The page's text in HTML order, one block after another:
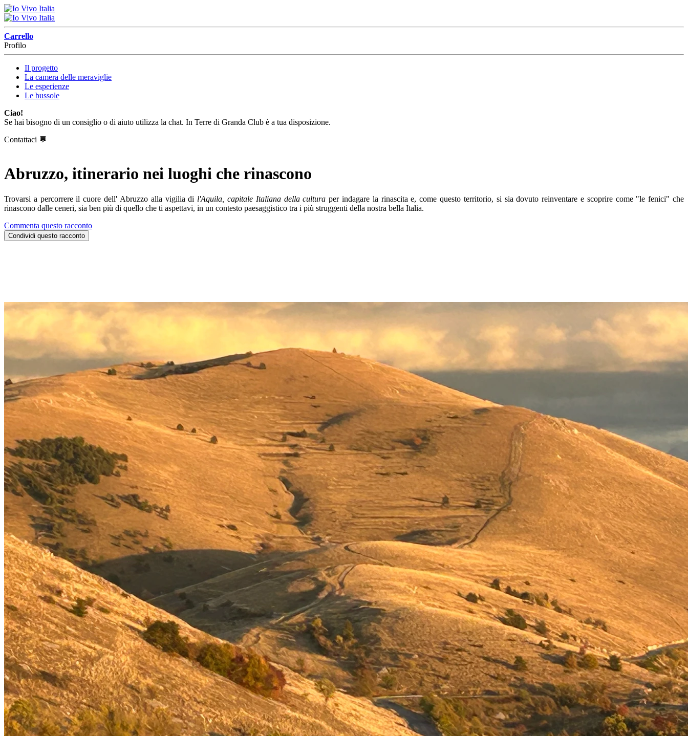
Carrello
Profilo
Il progetto
La camera delle meraviglie
Le esperienze
Le bussole
Ciao!
Se hai bisogno di un consiglio o di aiuto utilizza la chat. In Terre di Granda Club è a tua disposizione.
Contattaci 💬
Abruzzo, itinerario nei luoghi che rinascono
Trovarsi a percorrere il cuore dell' Abruzzo alla vigilia di l'Aquila, capitale Italiana della cultura per indagare la rinascita e, come questo territorio, si sia dovuto reinventare e scoprire come "le fenici" che
rinascono dalle ceneri, sia ben più di quello che ti aspettavi, in un contesto paesaggistico tra i più struggenti della nostra bella Italia.
Commenta questo racconto
Condividi questo racconto